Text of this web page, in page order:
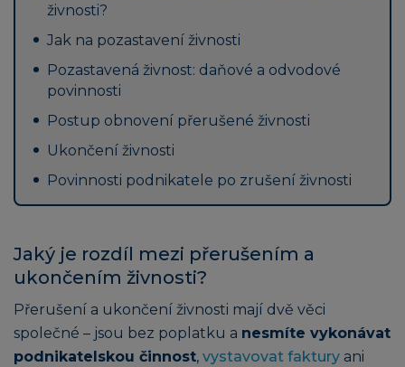
živnosti?
Jak na pozastavení živnosti
Pozastavená živnost: daňové a odvodové
povinnosti
Postup obnovení přerušené živnosti
Ukončení živnosti
Povinnosti podnikatele po zrušení živnosti
Jaký je rozdíl mezi přerušením a
ukončením živnosti?
Přerušení a ukončení živnosti mají dvě věci
společné – jsou bez poplatku a nesmíte vykonávat
podnikatelskou činnost, vystavovat faktury ani